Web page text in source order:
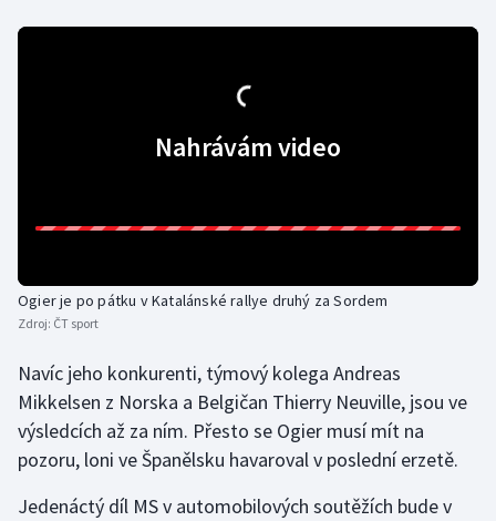
Házená
Lyže a snowboard
Motorsport
Olympijské hry
Parasport
Nahrávám video
Ogier je po pátku v Katalánské rallye druhý za Sordem
Zdroj: ČT sport
Navíc jeho konkurenti, týmový kolega Andreas
Mikkelsen z Norska a Belgičan Thierry Neuville, jsou ve
výsledcích až za ním. Přesto se Ogier musí mít na
pozoru, loni ve Španělsku havaroval v poslední erzetě.
Jedenáctý díl MS v automobilových soutěžích bude v